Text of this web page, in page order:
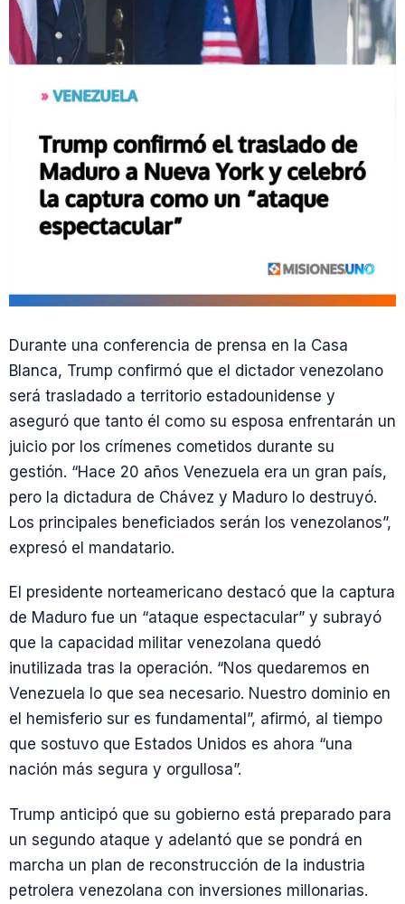
Durante una conferencia de prensa en la Casa
Blanca, Trump confirmó que el dictador venezolano
será trasladado a territorio estadounidense y
aseguró que tanto él como su esposa enfrentarán un
juicio por los crímenes cometidos durante su
gestión. “Hace 20 años Venezuela era un gran país,
pero la dictadura de Chávez y Maduro lo destruyó.
Los principales beneficiados serán los venezolanos”,
expresó el mandatario.
El presidente norteamericano destacó que la captura
de Maduro fue un “ataque espectacular” y subrayó
que la capacidad militar venezolana quedó
inutilizada tras la operación. “Nos quedaremos en
Venezuela lo que sea necesario. Nuestro dominio en
el hemisferio sur es fundamental”, afirmó, al tiempo
que sostuvo que Estados Unidos es ahora “una
nación más segura y orgullosa”.
Trump anticipó que su gobierno está preparado para
un segundo ataque y adelantó que se pondrá en
marcha un plan de reconstrucción de la industria
petrolera venezolana con inversiones millonarias.